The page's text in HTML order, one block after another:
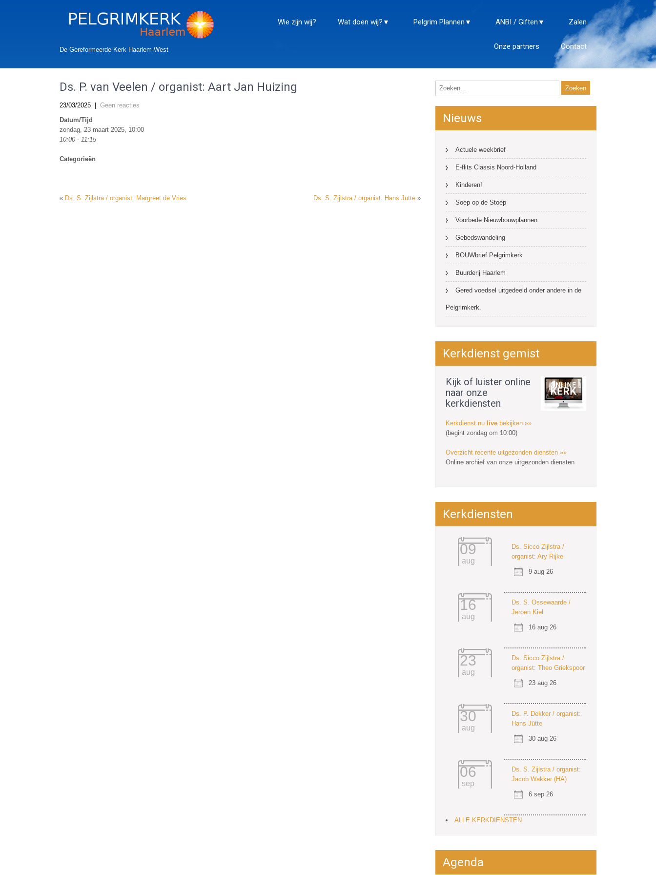
De Gereformeerde Kerk Haarlem-West
Wie zijn wij? Wat doen wij? Pelgrim Plannen ANBI / Giften Zalen
Onze partners Contact
Ds. P. van Veelen / organist: Aart Jan Huizing
23/03/2025
Geen reacties
Datum/Tijd
zondag, 23 maart 2025, 10:00
10:00 - 11:15
Categorieën
« Ds. S. Zijlstra / organist: Margreet de Vries Ds. S. Zijlstra / organist: Hans Jütte »
Nieuws
Actuele weekbrief
E-flits Classis Noord-Holland
Kinderen!
Soep op de Stoep
Voorbede Nieuwbouwplannen
Gebedswandeling
BOUWbrief Pelgrimkerk
Buurderij Haarlem
Gered voedsel uitgedeeld onder andere in de
Pelgrimkerk.
Kerkdienst gemist
Kijk of luister online
naar onze
kerkdiensten
Kerkdienst nu live bekijken »»
(begint zondag om 10:00)
Overzicht recente uitgezonden diensten »»
Online archief van onze uitgezonden diensten
Kerkdiensten
09
aug
Ds. Sicco Zijlstra /
organist: Ary Rijke
9 aug 26
16
aug
Ds. S. Ossewaarde /
Jeroen Kiel
16 aug 26
23
aug
Ds. Sicco Zijlstra /
organist: Theo Griekspoor
23 aug 26
30
aug
Ds. P. Dekker / organist:
Hans Jütte
30 aug 26
06
sep
Ds. S. Zijlstra / organist:
Jacob Wakker (HA)
6 sep 26
ALLE KERKDIENSTEN
Agenda